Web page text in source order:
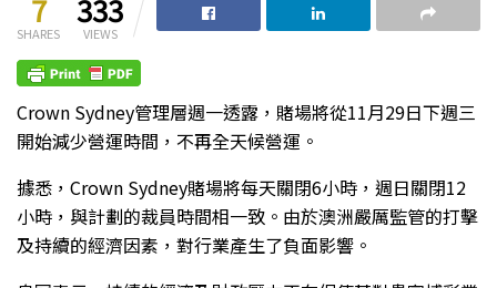
7
SHARES
333
VIEWS
Crown Sydney管理層週一透露，賭場將從11月29日下週三
開始減少營運時間，不再全天候營運。
據悉，Crown Sydney賭場將每天關閉6小時，週日關閉12
小時，與計劃的裁員時間相一致。由於澳洲嚴厲監管的打擊
及持續的經濟因素，對行業產生了負面影響。